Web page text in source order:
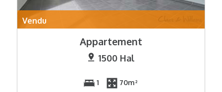
Vendu
Appartement
1500 Hal
1 70m²